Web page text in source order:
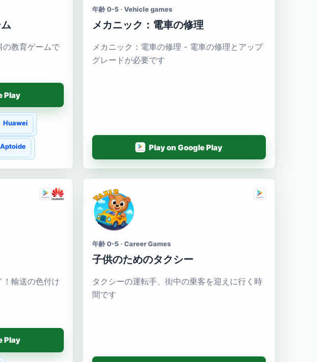
の教育ゲームで
Play
Huawei
Aptoide
年齢 0-5 · Vehicle games
メカニック：電車の修理
メカニック：電車の修理 - 電車の修理とアップ
グレードが必要です
Play on Google Play
輸送の色付け
Play
年齢 0-5 · Career Games
子供のためのタクシー
タクシーの運転手、街中の乗客を迎えに行く時
間です